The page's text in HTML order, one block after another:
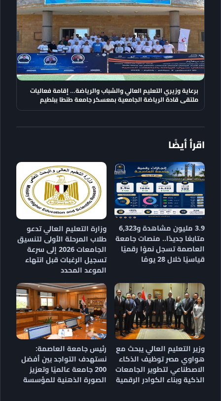
برعاية وزيري التعليم العالي والشباب والرياضة… إقامة فعاليات
ملتقى قادة الرياضة الجامعية بمعسكر جامعة طنطا ببلطيم
اقرأ أيضًا
3.9 مليون مشاهدة و6,323
متابعًا جديدًا.. منصات جامعة
العاصمة تسجل نموًا رقميًا
قياسيًا خلال 28 يومًا
وزارة التعليم العالي تدعو
طلاب المرحلة الأولى لتنسيق
الجامعات 2026 إلى سرعة
تسجيل الرغبات قبل انتهاء
الموعد المحدد
وزير التعليم العالي يبحث مع
هواوي مصر توظيف الذكاء
الاصطناعي لتطوير الجامعات
الذكية وبناء الكوادر الرقمية
رئيس جامعة العاصمة:
نستهدف التواجد بين أفضل
200 جامعة عالميًا وتعزيز
الصورة الذهنية للمؤسسة